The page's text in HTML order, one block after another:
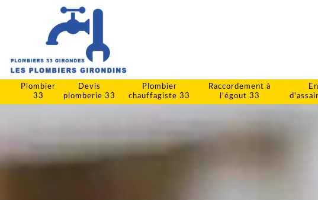
Plombier
33
Devis
plomberie 33
Plombier
chauffagiste 33
Raccordement à
l'égout 33